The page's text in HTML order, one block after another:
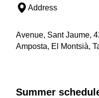
Address
Avenue, Sant Jaume,
Amposta, El Montsià,
Summer